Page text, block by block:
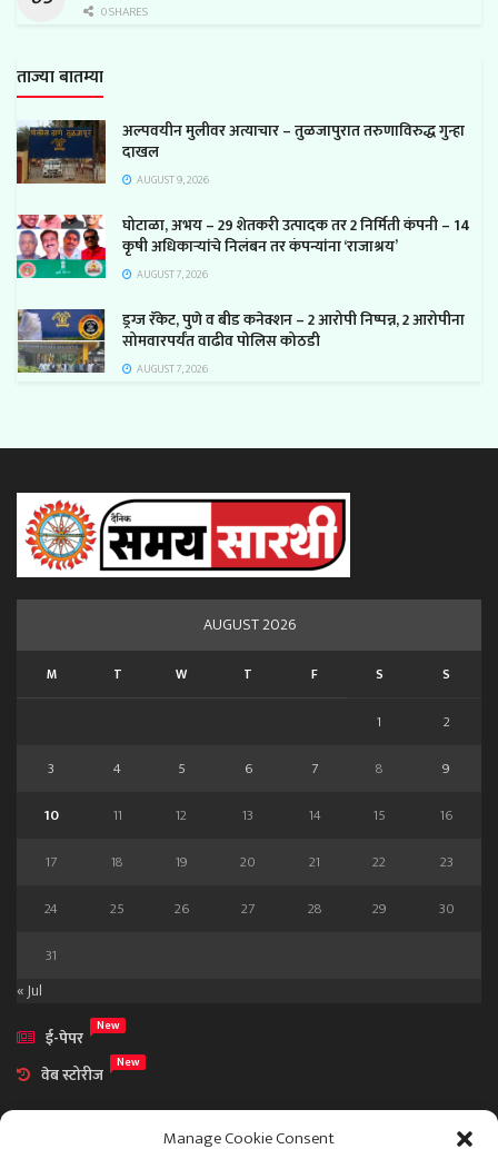
Manage Cookie Consent
0 SHARES
ताज्या बातम्या
अल्पवयीन मुलीवर अत्याचार – तुळजापुरात तरुणाविरुद्ध गुन्हा
दाखल
AUGUST 9, 2026
घोटाळा, अभय – 29 शेतकरी उत्पादक तर 2 निर्मिती कंपनी – 14
कृषी अधिकाऱ्यांचे निलंबन तर कंपन्यांना ‘राजाश्रय’
AUGUST 7, 2026
ड्रग्ज रॅकेट, पुणे व बीड कनेक्शन – 2 आरोपी निष्पन्न, 2 आरोपीना
सोमवारपर्यंत वाढीव पोलिस कोठडी
AUGUST 7, 2026
AUGUST 2026
M T W T F S S
1
2
3
4 5 6 7 8
9
10
11 12 13 14 15
16
17
18 19 20 21 22
23
24
25 26 27 28 29
30
31
« Jul
ई-पेपर
New
वेब स्टोरीज New